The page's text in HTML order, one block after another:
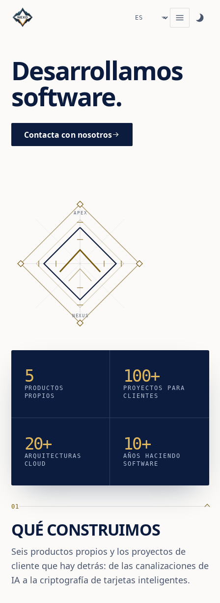
Desarrollamos
software.
Contacta con nosotros
APEX
NEXUS
5
PRODUCTOS
PROPIOS
100+
PROYECTOS PARA
CLIENTES
20+
ARQUITECTURAS
CLOUD
10+
AÑOS HACIENDO
SOFTWARE
01
QUÉ CONSTRUIMOS
Seis productos propios y los proyectos de
cliente que hay detrás: de las canalizaciones de
IA a la criptografía de tarjetas inteligentes.